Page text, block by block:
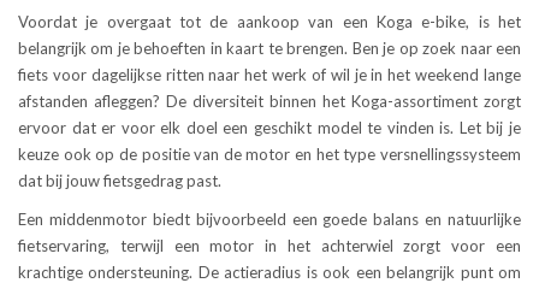
Voordat je overgaat tot de aankoop van een Koga e-bike, is het
belangrijk om je behoeften in kaart te brengen. Ben je op zoek naar een
fiets voor dagelijkse ritten naar het werk of wil je in het weekend lange
afstanden afleggen? De diversiteit binnen het Koga-assortiment zorgt
ervoor dat er voor elk doel een geschikt model te vinden is. Let bij je
keuze ook op de positie van de motor en het type versnellingssysteem
dat bij jouw fietsgedrag past.
Een middenmotor biedt bijvoorbeeld een goede balans en natuurlijke
fietservaring, terwijl een motor in het achterwiel zorgt voor een
krachtige ondersteuning. De actieradius is ook een belangrijk punt om